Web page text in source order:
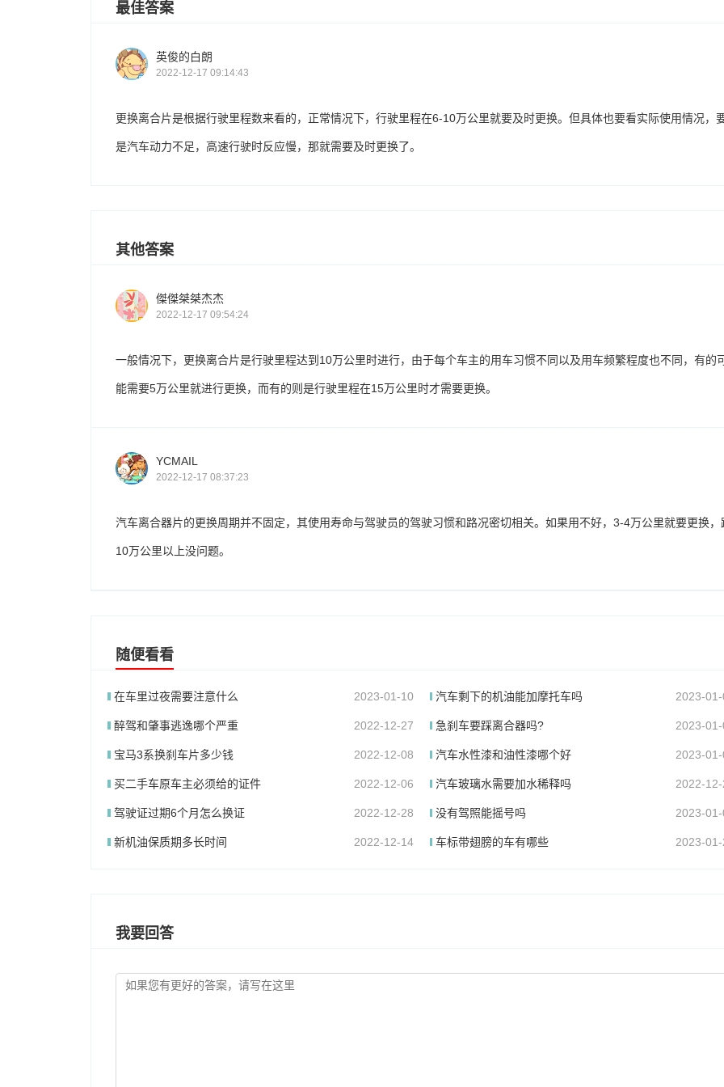
最佳答案
英俊的白朗
2022-12-17 09:14:43
更换离合片是根据行驶里程数来看的，正常情况下，行驶里程在6-10万公里就要及时更换。但具体也要看实际使用情况，
是汽车动力不足，高速行驶时反应慢，那就需要及时更换了。
其他答案
傑傑桀桀杰杰
2022-12-17 09:54:24
一般情况下，更换离合片是行驶里程达到10万公里时进行，由于每个车主的用车习惯不同以及用车频繁程度也不同，有的
能需要5万公里就进行更换，而有的则是行驶里程在15万公里时才需要更换。
YCMAIL
2022-12-17 08:37:23
汽车离合器片的更换周期并不固定，其使用寿命与驾驶员的驾驶习惯和路况密切相关。如果用不好，3-4万公里就要更换，
10万公里以上没问题。
随便看看
在车里过夜需要注意什么 2023-01-10 汽车剩下的机油能加摩托车吗 2023-
醉驾和肇事逃逸哪个严重 2022-12-27 急刹车要踩离合器吗? 2023-
宝马3系换刹车片多少钱 2022-12-08 汽车水性漆和油性漆哪个好 2023-
买二手车原车主必须给的证件 2022-12-06 汽车玻璃水需要加水稀释吗 2022-
驾驶证过期6个月怎么换证 2022-12-28 没有驾照能摇号吗 2023-
新机油保质期多长时间 2022-12-14 车标带翅膀的车有哪些 2023-
我要回答